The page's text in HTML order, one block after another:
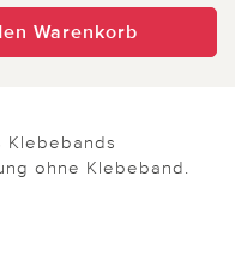
Warenkorb
Klebebands
ohne Klebeband.